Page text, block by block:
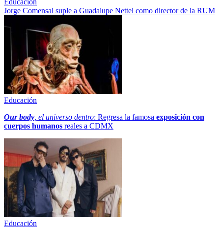
Jorge Comensal suple a Guadalupe Nettel como director de la RUM
Educación
Our body , el universo dentro: Regresa la famosa exposición con
cuerpos humanos reales a CDMX
Educación